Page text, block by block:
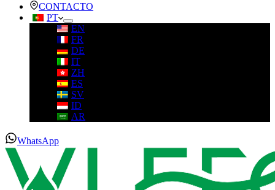
CONTACTO
PT
EN
FR
DE
IT
ZH
ES
SV
ID
AR
WhatsApp